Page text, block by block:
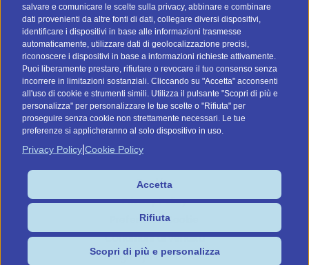
salvare e comunicare le scelte sulla privacy, abbinare e combinare
dati provenienti da altre fonti di dati, collegare diversi dispositivi,
identificare i dispositivi in base alle informazioni trasmesse
automaticamente, utilizzare dati di geolocalizzazione precisi,
riconoscere i dispositivi in base a informazioni richieste attivamente.
Puoi liberamente prestare, rifiutare o revocare il tuo consenso senza
incorrere in limitazioni sostanziali. Cliccando su "Accetta" acconsenti
all'uso di cookie e strumenti simili. Utilizza il pulsante "Scopri di più e
personalizza" per personalizzare le tue scelte o "Rifiuta" per
proseguire senza cookie non strettamente necessari. Le tue
preferenze si applicheranno al solo dispositivo in uso.
Privacy Policy Cookie Policy
Accetta
Rifiuta
Scopri di più e personalizza
Vai a btomail.es (Spagna)
Command Digital Srl
Sede Italiana: Via G. Pascoli, 12 - 37053 - Cerea (VR)
Sede de España: C/ Lagasca, 95 - 28006 - Madrid
P.IVA/C.F. IT04575910239
Cookies
Privacy Policy
Preferenze Cookie
Condizioni di vendita
Design by HENRY & CO.